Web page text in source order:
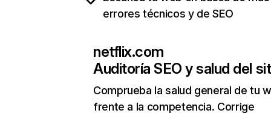
errores técnicos y de SEO
netflix.com
Auditoría SEO y salud del
Comprueba la salud general de tu
frente a la competencia. Corrige